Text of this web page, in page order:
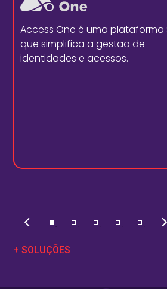
Access One é uma plataforma
que simplifica a gestão de
identidades e acessos.
+ SOLUÇÕES